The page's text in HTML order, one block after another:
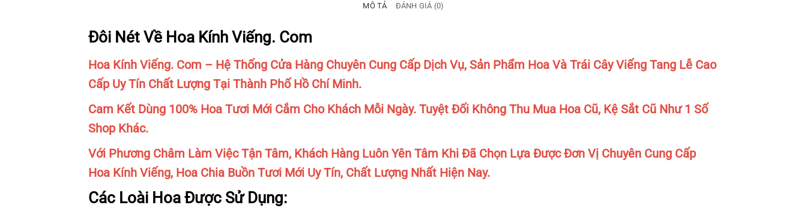
MÔ TẢ ĐÁNH GIÁ (0)
Đôi Nét Về Hoa Kính Viếng. Com
Hoa Kính Viếng. Com – Hệ Thống Cửa Hàng Chuyên Cung Cấp Dịch Vụ, Sản Phẩm Hoa Và Trái Cây Viếng Tang Lễ Cao
Cấp Uy Tín Chất Lượng Tại Thành Phố Hồ Chí Minh.
Cam Kết Dùng 100% Hoa Tươi Mới Cắm Cho Khách Mỗi Ngày. Tuyệt Đối Không Thu Mua Hoa Cũ, Kệ Sắt Cũ Như 1 Số
Shop Khác.
Với Phương Châm Làm Việc Tận Tâm, Khách Hàng Luôn Yên Tâm Khi Đã Chọn Lựa Được Đơn Vị Chuyên Cung Cấp
Hoa Kính Viếng, Hoa Chia Buồn Tươi Mới Uy Tín, Chất Lượng Nhất Hiện Nay.
Các Loài Hoa Được Sử Dụng: